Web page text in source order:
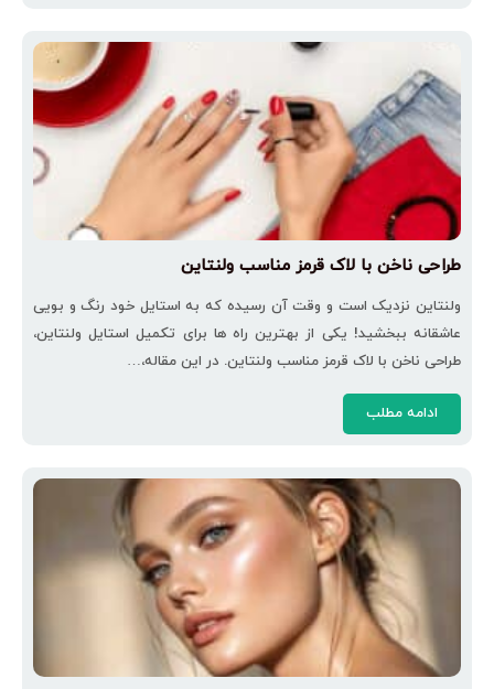
طراحی ناخن با لاک قرمز مناسب ولنتاین
ولنتاین نزدیک است و وقت آن رسیده که به استایل خود رنگ و بویی
عاشقانه ببخشید! یکی از بهترین راه‌ ها برای تکمیل استایل ولنتاین،
طراحی ناخن با لاک قرمز مناسب ولنتاین. در این مقاله،…
ادامه مطلب